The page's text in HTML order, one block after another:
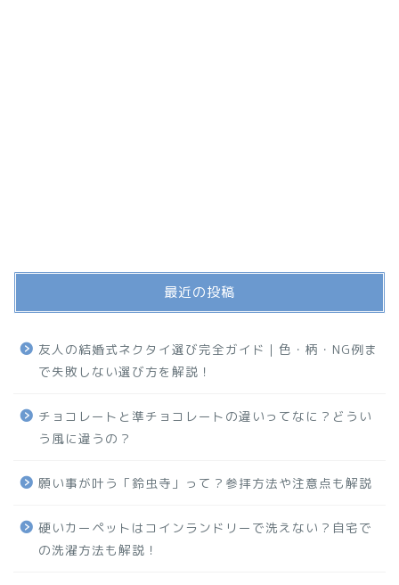
最近の投稿
友人の結婚式ネクタイ選び完全ガイド｜色・柄・NG例ま
で失敗しない選び方を解説！
チョコレートと準チョコレートの違いってなに？どうい
う風に違うの？
願い事が叶う「鈴虫寺」って？参拝方法や注意点も解説
硬いカーペットはコインランドリーで洗えない？自宅で
の洗濯方法も解説！